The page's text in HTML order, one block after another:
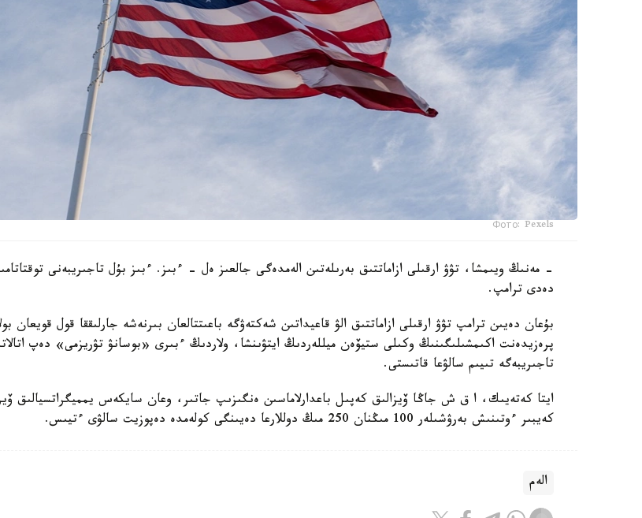
Фото: Pexels
- مەنىڭ ويىمشا، تۋۋ ارقىلى ازاماتتىق بەرىلەتىن الەمدەگى جالعىز ەل - ءبىز. ءبىز بۇل تاجىريبەنى
دەدى ترامپ.
بۇعان دەيىن ترامپ تۋۋ ارقىلى ازاماتتىق الۋ قاعيداتىن شەكتەۋگە باعىتتالعان بىرنەشە جارلىققا قول قويعان
پرەزيدەنت اكىمشىلىگىنىڭ وكىلى ستيۆەن ميللەردىڭ ايتۋىنشا، ولاردىڭ ءبىرى «بوسانۋ تۋريزمى» دەپ
تاجىريبەگە تىيىم سالۋعا قاتىستى.
ايتا كەتەيىك، ا ق ش جاڭا ۆيزالىق كەپىل باعدارلاماسىن ەنگىزىپ جاتىر، وعان سايكەس يمميگراتسيالىق
كەيبىر ءوتىنىش بەرۋشىلەر 100 مىڭنان 250 مىڭ دوللارعا دەيىنگى كولەمدە دەپوزيت سالۋى ءتيىس.
الەم